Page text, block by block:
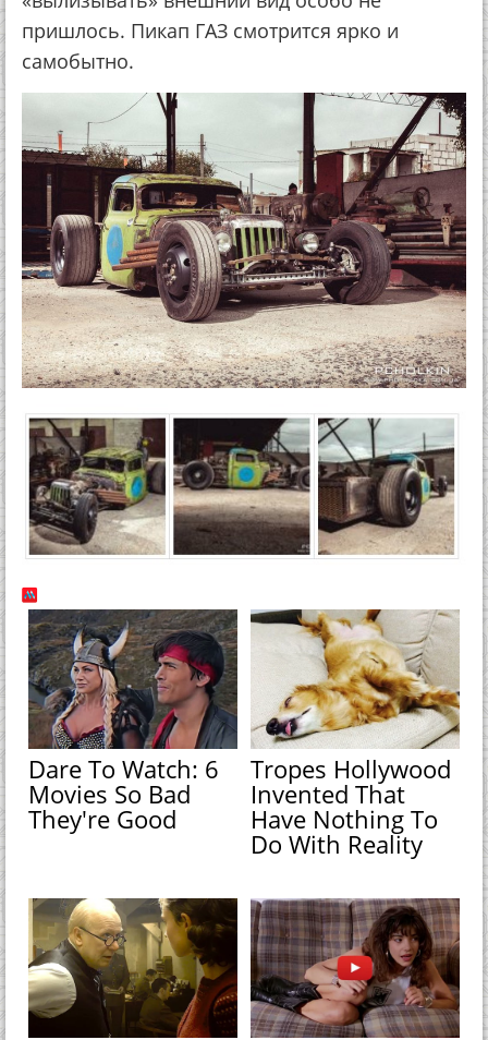
пришлось. Пикап ГАЗ смотрится ярко и
самобытно.
Dare To Watch: 6
Movies So Bad
They're Good
Tropes Hollywood
Invented That
Have Nothing To
Do With Reality